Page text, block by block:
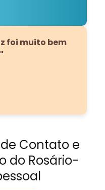
foi muito bem
Contato e
do Rosário-